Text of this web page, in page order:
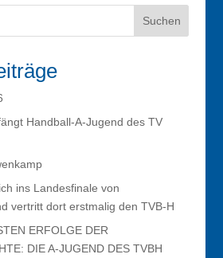
Suchen
Handball-A-Jugend des TV
ins Landesfinale von
vertritt dort erstmalig den TVB-H
ERFOLGE DER
DIE A-JUGEND DES TVBH